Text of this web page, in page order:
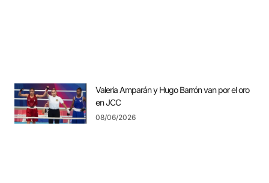
Valeria Amparán y Hugo Barrón van por el oro
en JCC
08/06/2026